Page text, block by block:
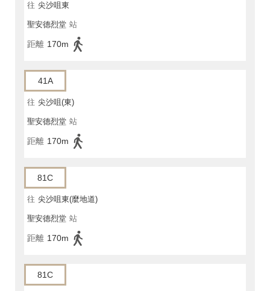
往 尖沙咀東
聖安德烈堂 站
距離 170m
41A
往 尖沙咀(東)
聖安德烈堂 站
距離 170m
81C
往 尖沙咀東(麼地道)
聖安德烈堂 站
距離 170m
81C